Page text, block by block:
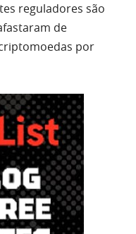
reguladores são
de
por